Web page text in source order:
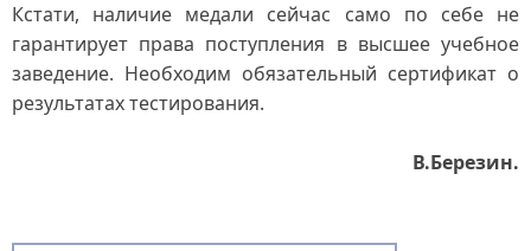
Кстати, наличие медали сейчас само по себе не
гарантирует права поступления в высшее учебное
заведение. Необходим обязательный сертификат о
результатах тестирования.
В.Березин.